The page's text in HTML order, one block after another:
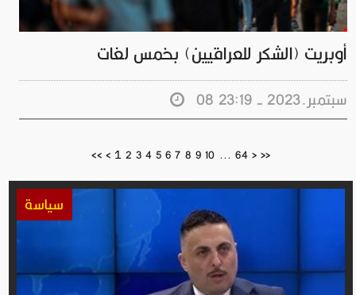
أوبريت (الشكر للعراقيين) بخمس لغات
08 سبتمبر.2023 - 23:19
<< < 1 2 3 4 5 6 7 8 9 10 ... 64 > >>
سياسة